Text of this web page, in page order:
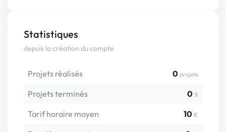
Statistiques
depuis la création du compte
Projets réalisés 0 projets
Projets terminés 0 %
Tarif horaire moyen 10 €